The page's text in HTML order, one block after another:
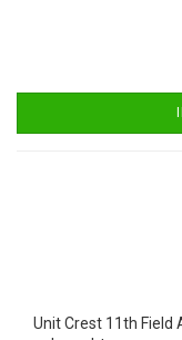
Unit Crest 11th Field